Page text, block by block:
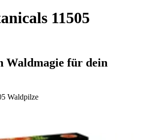
11505
Waldmagie für dein
Waldpilze